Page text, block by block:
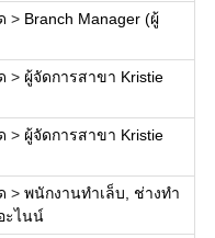
> Branch Manager (ผู้
> ผู้จัดการสาขา Kristie
> ผู้จัดการสาขา Kristie
> พนักงานทำเล็บ, ช่างทำ
ะไนน์